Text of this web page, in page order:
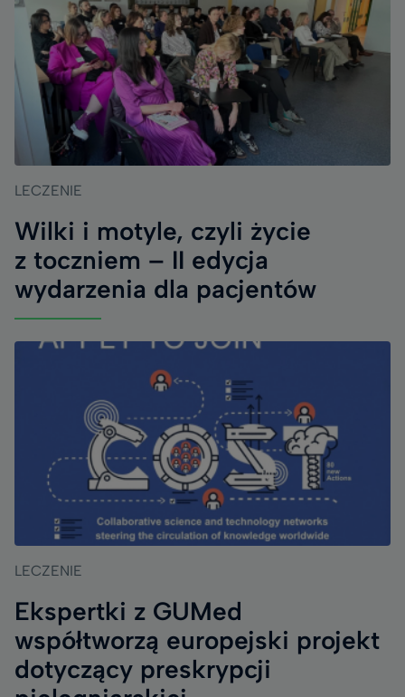
LECZENIE
Wilki i motyle, czyli życie
z toczniem – II edycja
wydarzenia dla pacjentów
LECZENIE
Ekspertki z GUMed
współtworzą europejski projekt
dotyczący preskrypcji